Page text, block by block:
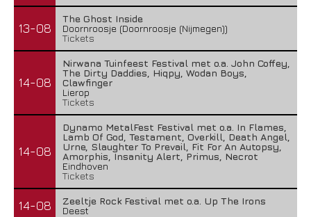
13-08
The Ghost Inside
Doornroosje (Doornroosje (Nijmegen))
Tickets
14-08
Nirwana Tuinfeest Festival met o.a. John Coffey,
The Dirty Daddies, Hiqpy, Wodan Boys,
Clawfinger
Lierop
Tickets
14-08
Dynamo MetalFest Festival met o.a. In Flames,
Lamb Of God, Testament, Overkill, Death Angel,
Urne, Slaughter To Prevail, Fit For An Autopsy,
Amorphis, Insanity Alert, Primus, Necrot
Eindhoven
Tickets
14-08
Zeeltje Rock Festival met o.a. Up The Irons
Deest